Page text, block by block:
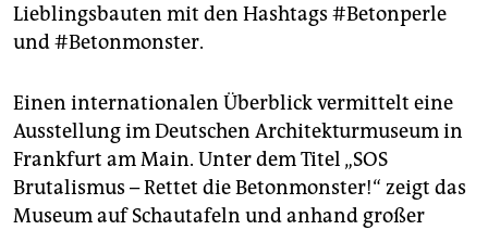
Lieblingsbauten mit den Hashtags #Betonperle
und #Betonmonster.
Einen internationalen Überblick vermittelt eine
Ausstellung im Deutschen Architekturmuseum in
Frankfurt am Main. Unter dem Titel „SOS
Brutalismus – Rettet die Betonmonster!“ zeigt das
Museum auf Schautafeln und anhand großer